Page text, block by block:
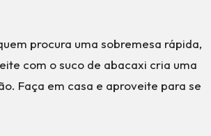
procura uma sobremesa rápida,
com o suco de abacaxi cria uma
Faça em casa e aproveite para se